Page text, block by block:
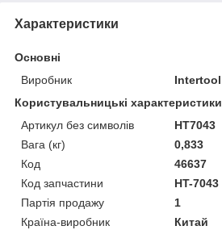
Характеристики
Основні
Виробник
Intertool
Користувальницькі характеристики
Артикул без символів
HT7043
Вага (кг)
0,833
Код
46637
Код запчастини
HT-7043
Партія продажу
1
Країна-виробник
Китай